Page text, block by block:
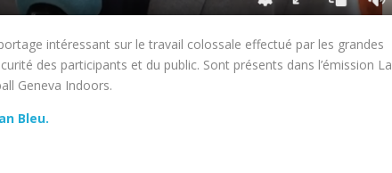
intéressant sur le travail colossale effectué par les grandes
des participants et du public. Sont présents dans l’émission La
Geneva Indoors.
Bleu.